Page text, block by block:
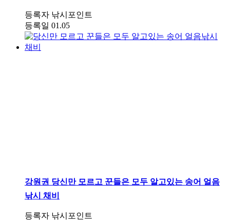
등록자 낚시포인트
등록일 01.05
강원권 당신만 모르고 꾼들은 모두 알고있는 송어 얼음
낚시 채비
등록자 낚시포인트